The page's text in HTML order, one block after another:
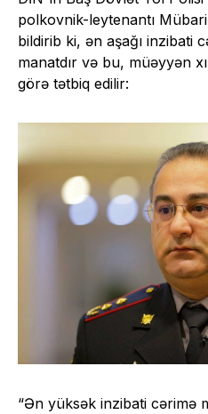
polkovnik-leytenantı
bildirib ki, ən aşağı inzibati
manatdır və bu, müəyyən
görə tətbiq edilir:
“Ən yüksək inzibati cərimə